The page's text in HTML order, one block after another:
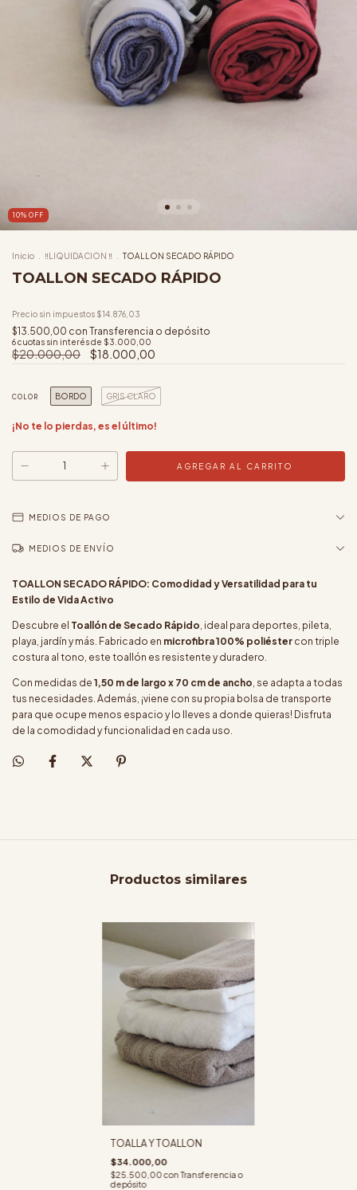
10% OFF
Inicio ‼️LIQUIDACION ‼️ TOALLON SECADO RÁPIDO
TOALLON SECADO RÁPIDO
$20.000,00 $18.000,00
6cuotas sin interés de $3.000,00
Precio sin impuestos $14.876,03
$13.500,00 con Transferencia o depósito
COLOR BORDO GRIS CLARO
¡No te lo pierdas, es el último!
MEDIOS DE PAGO
MEDIOS DE ENVÍO
TOALLON SECADO RÁPIDO: Comodidad y Versatilidad para tu
Estilo de Vida Activo
Descubre el Toallón de Secado Rápido, ideal para deportes, pileta,
playa, jardín y más. Fabricado en microfibra 100% poliéster con triple
costura al tono, este toallón es resistente y duradero.
Con medidas de 1,50 m de largo x 70 cm de ancho, se adapta a todas
tus necesidades. Además, ¡viene con su propia bolsa de transporte
para que ocupe menos espacio y lo lleves a donde quieras! Disfruta
de la comodidad y funcionalidad en cada uso.
Productos similares
TOALLA Y TOALLON
$34.000,00
$25.500,00con Transferencia o
depósito